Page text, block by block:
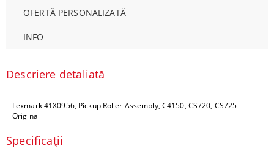
OFERTĂ PERSONALIZATĂ
INFO
Descriere detaliată
Lexmark 41X0956, Pickup Roller Assembly, C4150, CS720, CS725-
Original
Specificații